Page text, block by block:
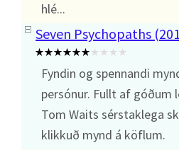
hlé...
Seven Psychopaths
Fyndin og spennandi
persónur. Fullt af góðum
Tom Waits sérstaklega
klikkuð mynd á köflum.